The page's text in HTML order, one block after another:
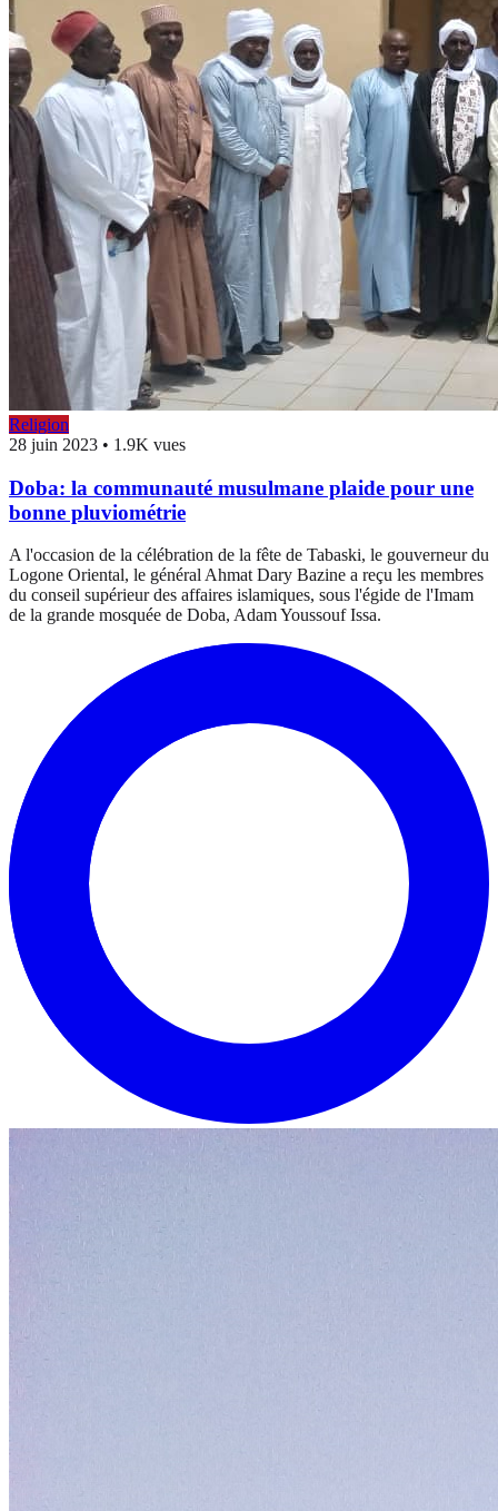
Religion
28 juin 2023 • 1.9K vues
Doba: la communauté musulmane plaide pour une
bonne pluviométrie
A l'occasion de la célébration de la fête de Tabaski, le gouverneur du
Logone Oriental, le général Ahmat Dary Bazine a reçu les membres
du conseil supérieur des affaires islamiques, sous l'égide de l'Imam
de la grande mosquée de Doba, Adam Youssouf Issa.